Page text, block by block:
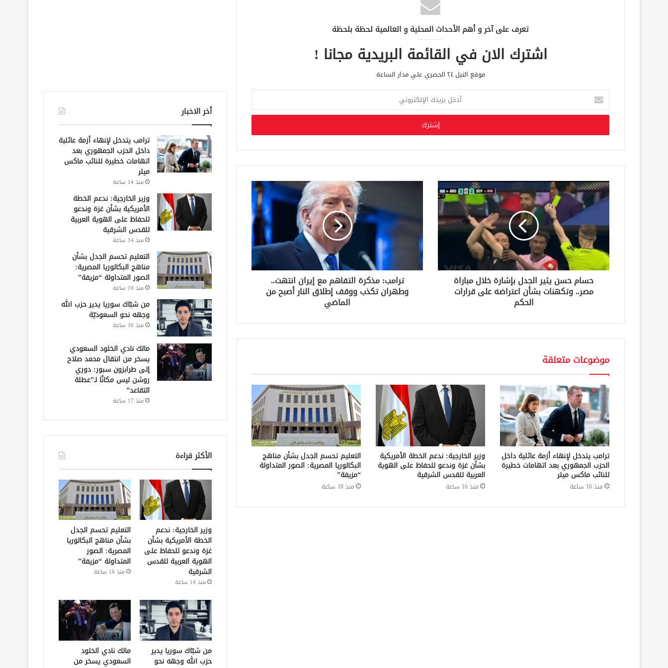
تعرف على آخر و أهم الأحداث المحلية و العالمية لحظة بلحظة
اشترك الان في القائمة البريدية مجانا !
موقع النيل ٢٤ الحصري علي مدار الساعة
خ
ب
د
ك
ا
ل
ك
ر
و
ن
حسام حسن يثير الجدل بإشارة خلال مباراة
مصر.. وتكهنات بشأن اعتراضه على قرارات
الحكم
ترامب: مذكرة التفاهم مع إيران انتهت..
وطهران تكذب ووقف إطلاق النار أصبح من
الماضي
موضوعات متعلقة
ترامب يتدخل لإنهاء أزمة عائلية داخل
الحزب الجمهوري بعد اتهامات خطيرة
للنائب ماكس ميلر
منذ 16 ساعة
وزير الخارجية: ندعم الخطة الأمريكية
بشأن غزة وندعو للحفاظ على الهوية
العربية للقدس الشرقية
منذ 16 ساعة
التعليم تحسم الجدل بشأن مناهج
البكالوريا المصرية: الصور المتداولة
“مزيفة”
منذ 18 ساعة
أخر الاخبار
ترامب يتدخل لإنهاء أزمة عائلية
داخل الحزب الجمهوري بعد
اتهامات خطيرة للنائب ماكس
ميلر
منذ 14 ساعة
وزير الخارجية: ندعم الخطة
الأمريكية بشأن غزة وندعو
للحفاظ على الهوية العربية
للقدس الشرقية
منذ 14 ساعة
التعليم تحسم الجدل بشأن
مناهج البكالوريا المصرية:
الصور المتداولة “مزيفة”
منذ 16 ساعة
من شبّاك سوريا يدير حزب الله
وجهه نحو السعوديّة
منذ 16 ساعة
مالك نادي الخلود السعودي
يسخر من انتقال محمد صلاح
إلى طرابزون سبور: دوري
روشن ليس مكانًا لـ”عطلة
التقاعد”
منذ 17 ساعة
الأكثر قراءة
وزير الخارجية: ندعم
الخطة الأمريكية بشأن
غزة وندعو للحفاظ على
الهوية العربية للقدس
الشرقية
منذ 14 ساعة
التعليم تحسم الجدل
بشأن مناهج البكالوريا
المصرية: الصور
المتداولة “مزيفة”
منذ 16 ساعة
من شبّاك سوريا يدير
حزب الله وجهه نحو
مالك نادي الخلود
السعودي يسخر من